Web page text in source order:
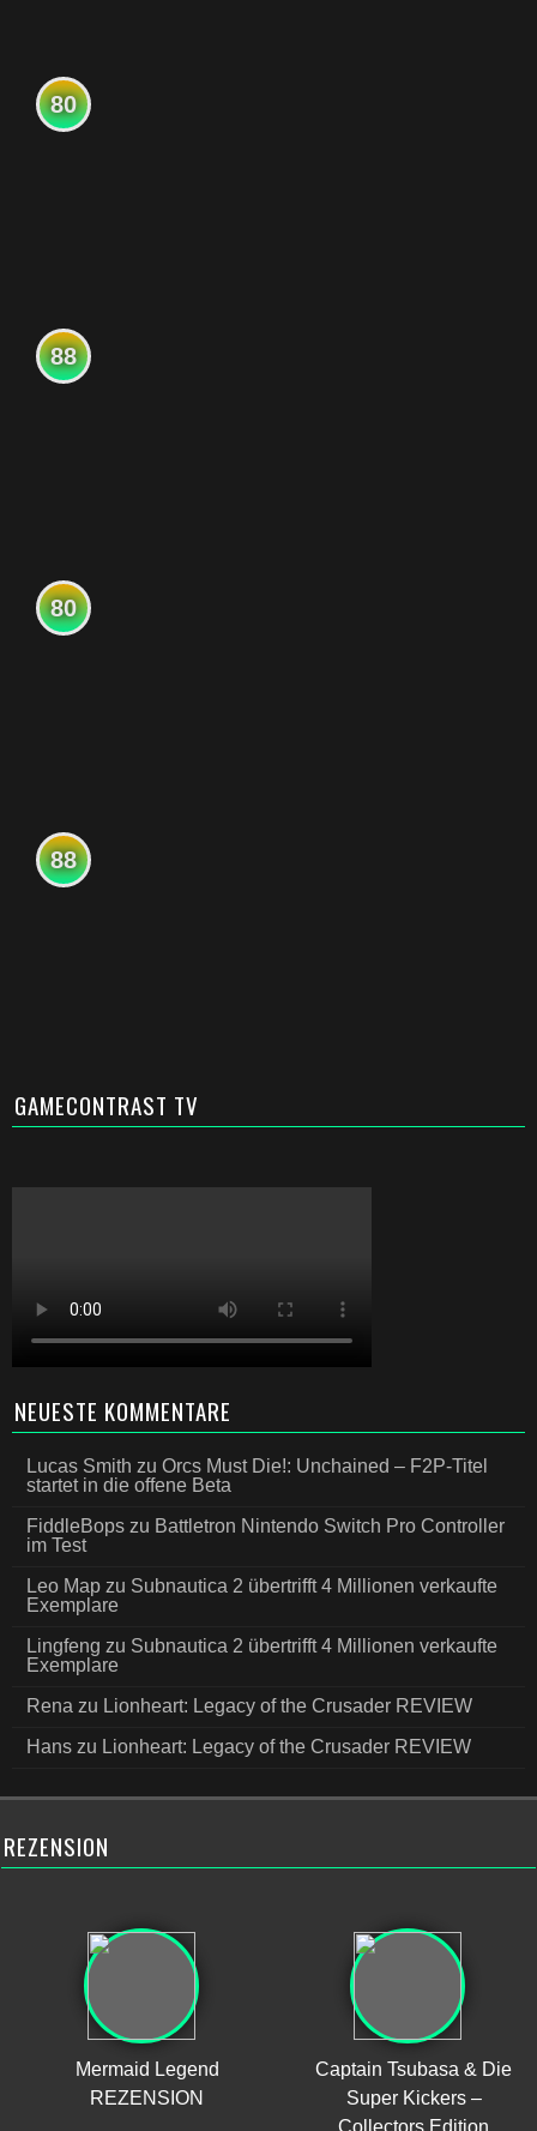
80
88
80
88
GAMECONTRAST TV
NEUESTE KOMMENTARE
Lucas Smith zu Orcs Must Die!: Unchained – F2P-Titel
startet in die offene Beta
FiddleBops zu Battletron Nintendo Switch Pro Controller
im Test
Leo Map zu Subnautica 2 übertrifft 4 Millionen verkaufte
Exemplare
Lingfeng zu Subnautica 2 übertrifft 4 Millionen verkaufte
Exemplare
Rena zu Lionheart: Legacy of the Crusader REVIEW
Hans zu Lionheart: Legacy of the Crusader REVIEW
REZENSION
Mermaid Legend
REZENSION
Captain Tsubasa & Die
Super Kickers –
Collectors Edition